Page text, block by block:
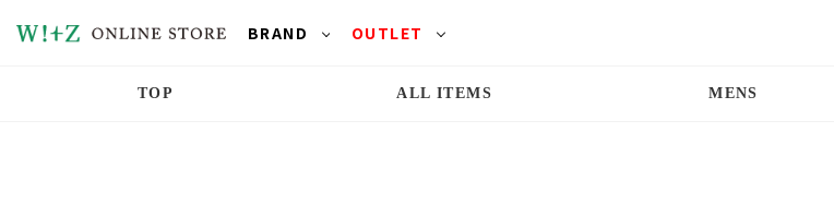
BRAND OUTLET
TOP ALL ITEMS MENS